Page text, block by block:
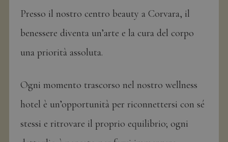
Presso il nostro centro beauty a Corvara, il
benessere diventa un’arte e la cura del corpo
una priorità assoluta.
Ogni momento trascorso nel nostro wellness
hotel è un’opportunità per riconnettersi con sé
stessi e ritrovare il proprio equilibrio; ogni